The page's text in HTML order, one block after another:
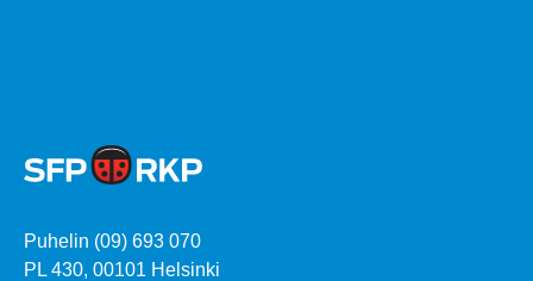
Puhelin (09) 693 070
PL 430, 00101 Helsinki